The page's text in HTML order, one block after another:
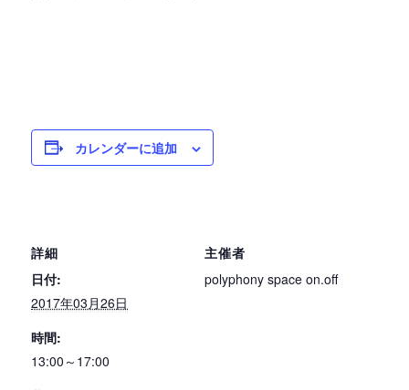
カレンダーに追加
詳細
日付:
2017年03月26日
時間:
13:00～17:00
主催者
polyphony space on.off